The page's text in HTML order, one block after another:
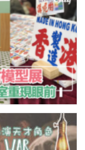
館/理髮店/懷舊冰室重